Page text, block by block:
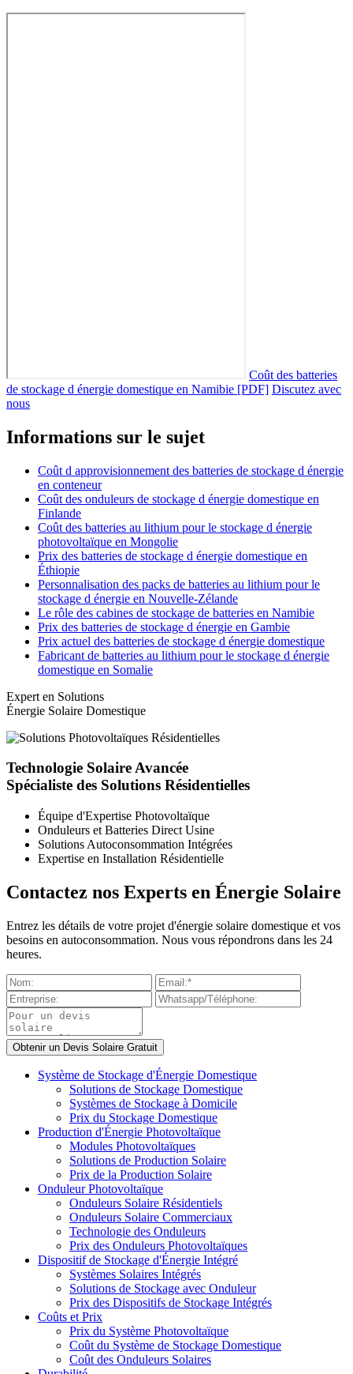
Coût des batteries
de stockage d énergie domestique en Namibie [PDF] Discutez avec
nous
Informations sur le sujet
Coût d approvisionnement des batteries de stockage d énergie
en conteneur
Coût des onduleurs de stockage d énergie domestique en
Finlande
Coût des batteries au lithium pour le stockage d énergie
photovoltaïque en Mongolie
Prix des batteries de stockage d énergie domestique en
Éthiopie
Personnalisation des packs de batteries au lithium pour le
stockage d énergie en Nouvelle-Zélande
Le rôle des cabines de stockage de batteries en Namibie
Prix des batteries de stockage d énergie en Gambie
Prix actuel des batteries de stockage d énergie domestique
Fabricant de batteries au lithium pour le stockage d énergie
domestique en Somalie
Expert en Solutions
Énergie Solaire Domestique
Technologie Solaire Avancée
Spécialiste des Solutions Résidentielles
Équipe d'Expertise Photovoltaïque
Onduleurs et Batteries Direct Usine
Solutions Autoconsommation Intégrées
Expertise en Installation Résidentielle
Contactez nos Experts en Énergie Solaire
Entrez les détails de votre projet d'énergie solaire domestique et vos
besoins en autoconsommation. Nous vous répondrons dans les 24
heures.
Système de Stockage d'Énergie Domestique
Solutions de Stockage Domestique
Systèmes de Stockage à Domicile
Prix du Stockage Domestique
Production d'Énergie Photovoltaïque
Modules Photovoltaïques
Solutions de Production Solaire
Prix de la Production Solaire
Onduleur Photovoltaïque
Onduleurs Solaire Résidentiels
Onduleurs Solaire Commerciaux
Technologie des Onduleurs
Prix des Onduleurs Photovoltaïques
Dispositif de Stockage d'Énergie Intégré
Systèmes Solaires Intégrés
Solutions de Stockage avec Onduleur
Prix des Dispositifs de Stockage Intégrés
Coûts et Prix
Prix du Système Photovoltaïque
Coût du Système de Stockage Domestique
Coût des Onduleurs Solaires